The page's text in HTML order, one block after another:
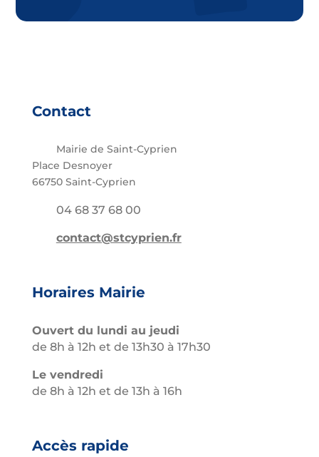
Contact
Mairie de Saint-Cyprien
Place Desnoyer
66750 Saint-Cyprien
04 68 37 68 00
contact@stcyprien.fr
Horaires Mairie
Ouvert du lundi au jeudi
de 8h à 12h et de 13h30 à 17h30
Le vendredi
de 8h à 12h et de 13h à 16h
Accès rapide